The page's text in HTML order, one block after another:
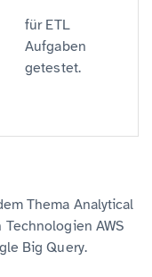
für ETL
Aufgaben
getestet.
Thema Analytical
AWS
Big Query.